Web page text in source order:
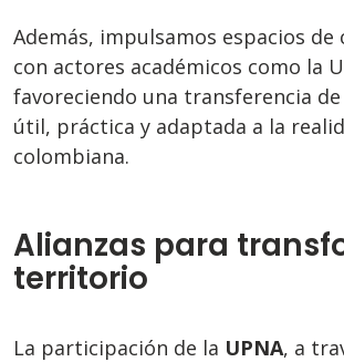
Además, impulsamos espacios de
con actores académicos como la
favoreciendo una transferencia
útil, práctica y adaptada a la
colombiana.
Alianzas para
territorio
La participación de la UPNA, a